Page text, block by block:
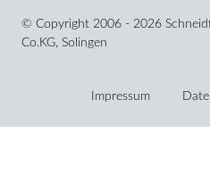
© Copyright 2006 - 2026
Co.KG, Solingen
überspringen
Impressum